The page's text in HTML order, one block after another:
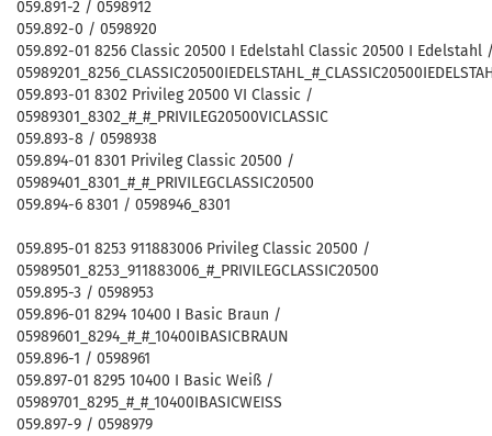
059.891-2 / 0598912
059.892-0 / 0598920
059.892-01 8256 Classic 20500 I Edelstahl Classic 20500 I Edelstahl
059.893-01 8302 Privileg 20500 VI Classic /
05989301_8302_#_#_PRIVILEG20500VICLASSIC
059.893-8 / 0598938
059.894-01 8301 Privileg Classic 20500 /
05989401_8301_#_#_PRIVILEGCLASSIC20500
059.894-6 8301 / 0598946_8301
059.895-01 8253 911883006 Privileg Classic 20500 /
05989501_8253_911883006_#_PRIVILEGCLASSIC20500
059.895-3 / 0598953
059.896-01 8294 10400 I Basic Braun /
05989601_8294_#_#_10400IBASICBRAUN
059.896-1 / 0598961
059.897-01 8295 10400 I Basic Weiß /
05989701_8295_#_#_10400IBASICWEISS
059.897-9 / 0598979